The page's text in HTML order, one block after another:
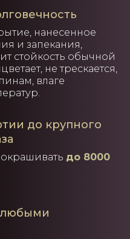
нанесенное
и запекания,
стойкость обычной
не трескается,
влаге
до крупного
до 8000